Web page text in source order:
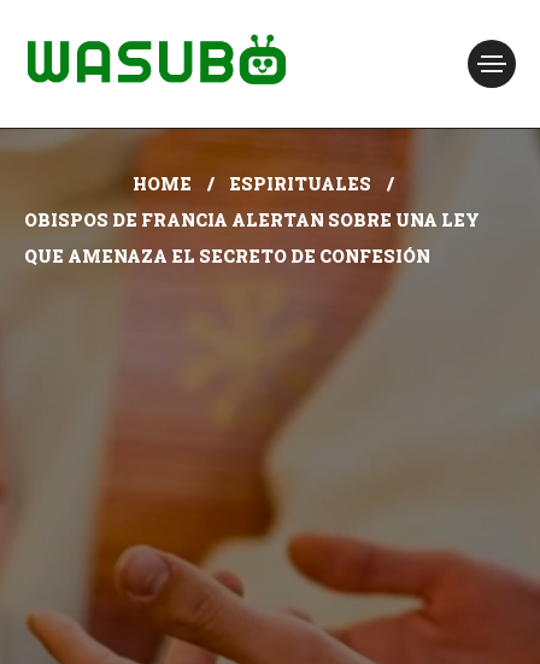
HOME
ESPIRITUALES
OBISPOS DE FRANCIA ALERTAN SOBRE UNA LEY
QUE AMENAZA EL SECRETO DE CONFESIÓN